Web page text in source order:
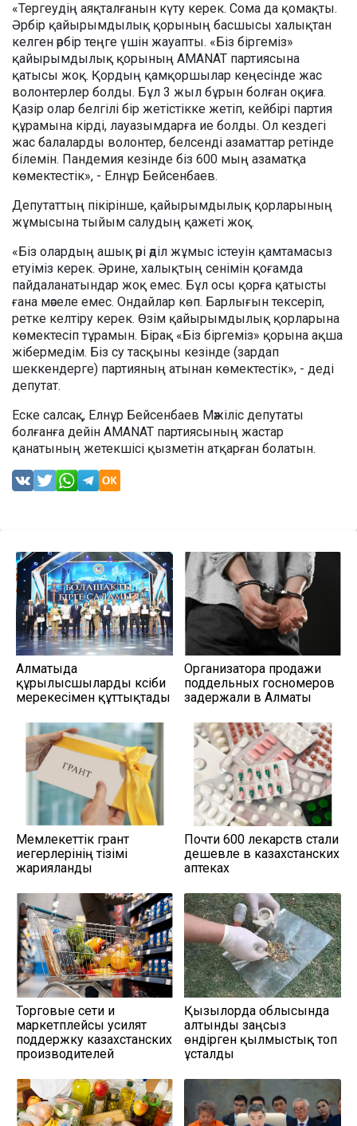
«Тергеудің аяқталғанын күту керек. Сома да қомақты.
Әрбір қайырымдылық қорының басшысы халықтан
келген әрбір теңге үшін жауапты. «Біз біргеміз»
қайырымдылық қорының AMANAT партиясына
қатысы жоқ. Қордың қамқоршылар кеңесінде жас
волонтерлер болды. Бұл 3 жыл бұрын болған оқиға.
Қазір олар белгілі бір жетістікке жетіп, кейбірі партия
құрамына кірді, лауазымдарға ие болды. Ол кездегі
жас балаларды волонтер, белсенді азаматтар ретінде
білемін. Пандемия кезінде біз 600 мың азаматқа
көмектестік», - Елнұр Бейсенбаев.
Депутаттың пікірінше, қайырымдылық қорларының
жұмысына тыйым салудың қажеті жоқ.
«Біз олардың ашық әрі әділ жұмыс істеуін қамтамасыз
етуіміз керек. Әрине, халықтың сенімін қоғамда
пайдаланатындар жоқ емес. Бұл осы қорға қатысты
ғана мәселе емес. Ондайлар көп. Барлығын тексеріп,
ретке келтіру керек. Өзім қайырымдылық қорларына
көмектесіп тұрамын. Бірақ «Біз біргеміз» қорына ақша
жібермедім. Біз су тасқыны кезінде (зардап
шеккендерге) партияның атынан көмектестік», - деді
депутат.
Еске салсақ, Елнұр Бейсенбаев Мәжіліс депутаты
болғанға дейін AMANAT партиясының жастар
қанатының жетекшісі қызметін атқарған болатын.
Алматыда
құрылысшыларды кәсіби
мерекесімен құттықтады
Организатора продажи
поддельных госномеров
задержали в Алматы
Мемлекеттік грант
иегерлерінің тізімі
жарияланды
Почти 600 лекарств стали
дешевле в казахстанских
аптеках
Торговые сети и
маркетплейсы усилят
поддержку казахстанских
производителей
Қызылорда облысында
алтынды заңсыз
өндірген қылмыстық топ
ұсталды